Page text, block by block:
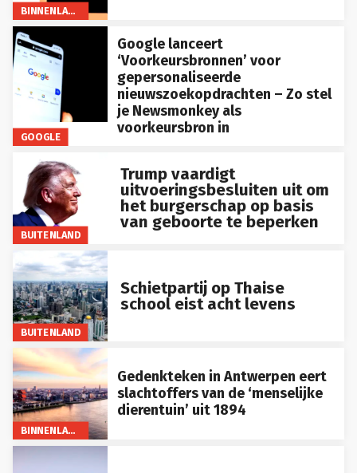
BINNENLAND
GOOGLE
Google lanceert
‘Voorkeursbronnen’ voor
gepersonaliseerde
nieuwszoekopdrachten – Zo stel
je Newsmonkey als
voorkeursbron in
BUITENLAND
Trump vaardigt
uitvoeringsbesluiten uit om
het burgerschap op basis
van geboorte te beperken
BUITENLAND
Schietpartij op Thaise
school eist acht levens
BINNENLAND
Gedenkteken in Antwerpen eert
slachtoffers van de ‘menselijke
dierentuin’ uit 1894